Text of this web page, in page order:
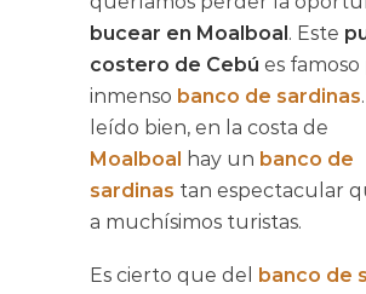
bucear en Moalboal. Este
costero de Cebú es famoso
inmenso banco de sardinas
leído bien, en la costa de
Moalboal hay un banco de
sardinas tan espectacular
a muchísimos turistas.
Es cierto que del banco de